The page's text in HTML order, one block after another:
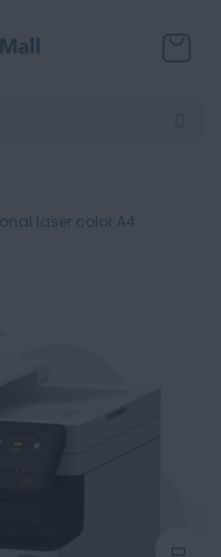
laser color A4